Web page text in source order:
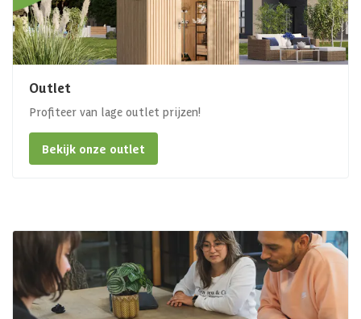
Outlet
Profiteer van lage outlet prijzen!
Bekijk onze outlet